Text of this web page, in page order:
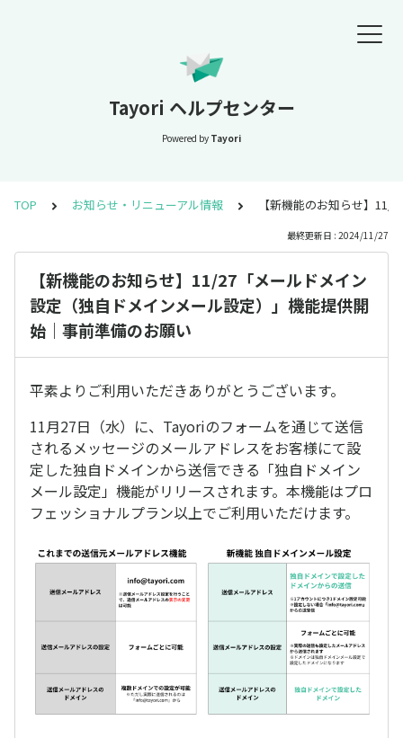
Tayori ヘルプセンター
Powered by Tayori
TOP お知らせ・リニューアル情報 【新機能のお知らせ】11/
最終更新日 : 2024/11/27
【新機能のお知らせ】11/27「メールドメイン
設定（独自ドメインメール設定）」機能提供開
始｜事前準備のお願い
平素よりご利用いただきありがとうございます。
11月27日（水）に、Tayoriのフォームを通じて送信
されるメッセージのメールアドレスをお客様にて設
定した独自ドメインから送信できる「独自ドメイン
メール設定」機能がリリースされます。本機能はプロ
フェッショナルプラン以上でご利用いただけます。